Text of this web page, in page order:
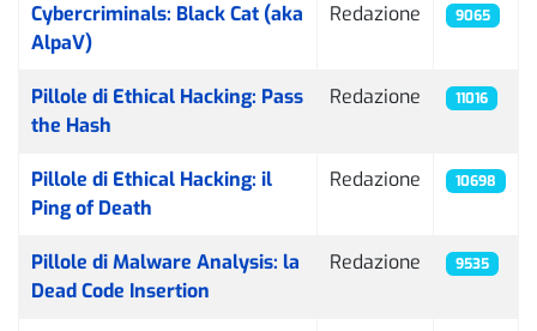
Cybercriminals: Black Cat (aka
AlpaV)
Redazione 9065
Pillole di Ethical Hacking: Pass
the Hash
Redazione 11016
Pillole di Ethical Hacking: il
Ping of Death
Redazione 10698
Pillole di Malware Analysis: la
Dead Code Insertion
Redazione 9535